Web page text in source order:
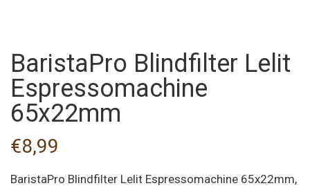
BaristaPro Blindfilter Lelit
Espressomachine
65x22mm
€8,99
BaristaPro Blindfilter Lelit Espressomachine 65x22mm,